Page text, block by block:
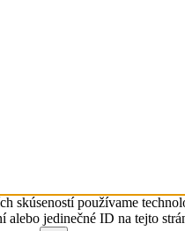
skúseností používame
alebo jedinečné ID na tejto